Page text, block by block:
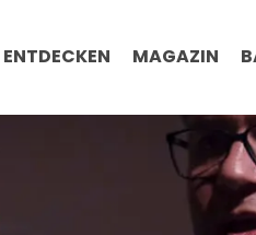
ENTDECKEN MAGAZIN